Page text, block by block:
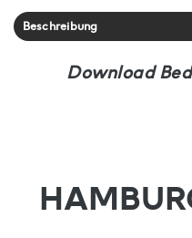
Beschreibung
Download